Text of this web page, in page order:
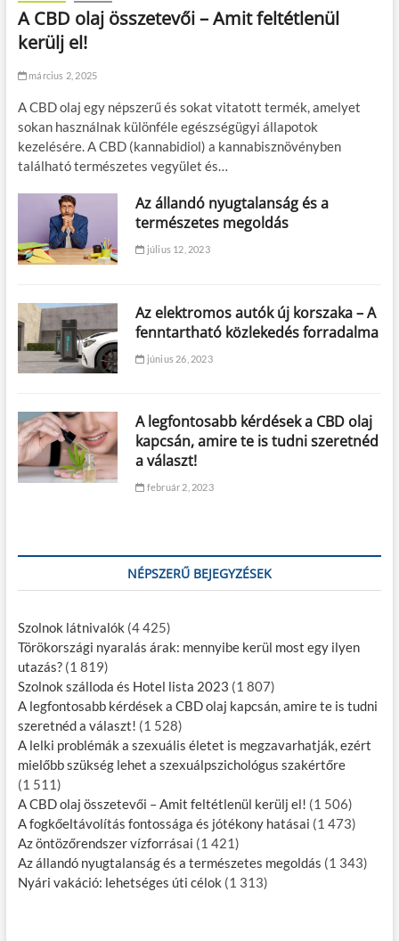
A CBD olaj összetevői – Amit feltétlenül
kerülj el!
március 2, 2025
A CBD olaj egy népszerű és sokat vitatott termék, amelyet
sokan használnak különféle egészségügyi állapotok
kezelésére. A CBD (kannabidiol) a kannabisznövényben
található természetes vegyület és…
Az állandó nyugtalanság és a
természetes megoldás
július 12, 2023
Az elektromos autók új korszaka – A
fenntartható közlekedés forradalma
június 26, 2023
A legfontosabb kérdések a CBD olaj
kapcsán, amire te is tudni szeretnéd
a választ!
február 2, 2023
NÉPSZERŰ BEJEGYZÉSEK
Szolnok látnivalók (4 425)
Törökországi nyaralás árak: mennyibe kerül most egy ilyen
utazás? (1 819)
Szolnok szálloda és Hotel lista 2023 (1 807)
A legfontosabb kérdések a CBD olaj kapcsán, amire te is tudni
szeretnéd a választ! (1 528)
A lelki problémák a szexuális életet is megzavarhatják, ezért
mielőbb szükség lehet a szexuálpszichológus szakértőre
(1 511)
A CBD olaj összetevői – Amit feltétlenül kerülj el! (1 506)
A fogkőeltávolítás fontossága és jótékony hatásai (1 473)
Az öntözőrendszer vízforrásai (1 421)
Az állandó nyugtalanság és a természetes megoldás (1 343)
Nyári vakáció: lehetséges úti célok (1 313)